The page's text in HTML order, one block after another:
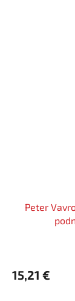
Peter
15,21 €